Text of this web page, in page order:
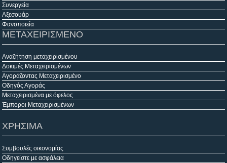
Συνεργεία
Αξεσουάρ
Φανοποιεία
ΜΕΤΑΧΕΙΡΙΣΜΕΝΟ
Αναζήτηση μεταχειρισμένου
Δοκιμές Μεταχειρισμένων
Αγοράζοντας Μεταχειρισμένο
Οδηγός Αγοράς
Μεταχειρισμένα με όφελος
Έμποροι Μεταχειρισμένων
ΧΡΗΣΙΜΑ
Συμβουλές οικονομίας
Οδηγείστε με ασφάλεια